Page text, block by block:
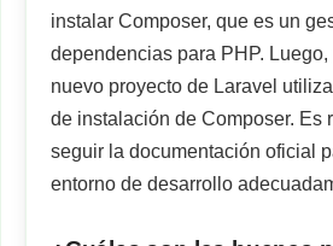
instalar Composer, que es un
dependencias para PHP.
nuevo proyecto de Laravel
de instalación de Composer. Es
seguir la documentación oficial
entorno de desarrollo